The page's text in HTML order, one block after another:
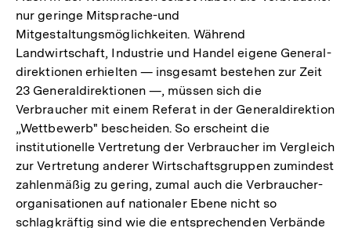
nur geringe Mitsprache-und
Mitgestaltungsmöglichkeiten. Während
Landwirtschaft, Industrie und Handel eigene General-
direktionen erhielten — insgesamt bestehen zur Zeit
23 Generaldirektionen —, müssen sich die
Verbraucher mit einem Referat in der Generaldirektion
„Wettbewerb" bescheiden. So erscheint die
institutionelle Vertretung der Verbraucher im Vergleich
zur Vertretung anderer Wirtschaftsgruppen zumindest
zahlenmäßig zu gering, zumal auch die Verbraucher-
organisationen auf nationaler Ebene nicht so
schlagkräftig sind wie die entsprechenden Verbände